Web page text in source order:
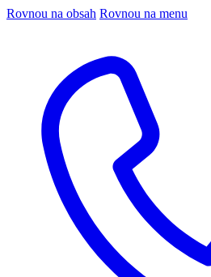
Rovnou na obsah Rovnou na menu